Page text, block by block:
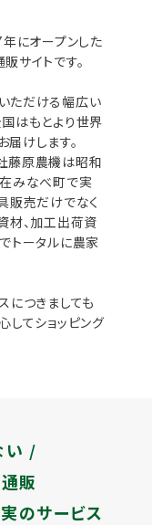
にオープンした
サイトです。
ただける幅広い
はもとより世界
けします。
藤原農機は昭和
みなべ町で実
販売だけでなく
材、加工出荷資
トータルに農家
につきましても
してショッピング
い /
販
のサービス